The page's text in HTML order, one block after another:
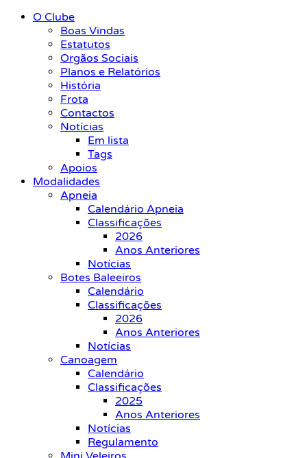
O Clube
Boas Vindas
Estatutos
Orgãos Sociais
Planos e Relatórios
História
Frota
Contactos
Notícias
Em lista
Tags
Apoios
Modalidades
Apneia
Calendário Apneia
Classificações
2026
Anos Anteriores
Notícias
Botes Baleeiros
Calendário
Classificações
2026
Anos Anteriores
Notícias
Canoagem
Calendário
Classificações
2025
Anos Anteriores
Notícias
Regulamento